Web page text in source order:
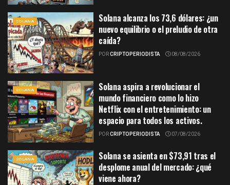
SOLANA
Solana alcanza los 73,6 dólares: ¿un
nuevo equilibrio o el preludio de otra
caída?
PORCRIPTOPERIODISTA 08/08/2026
SOLANA
Solana aspira a revolucionar el
mundo financiero como lo hizo
Netflix con el entretenimiento: un
espacio para todos los activos.
PORCRIPTOPERIODISTA 07/08/2026
SOLANA
Solana se asienta en $73,91 tras el
desplome anual del mercado: ¿qué
viene ahora?